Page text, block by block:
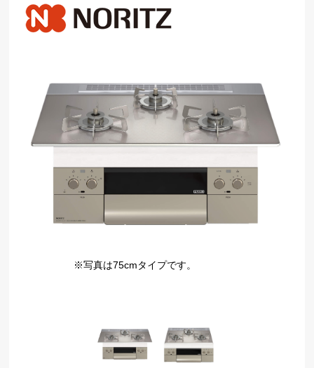
※写真は75cmタイプです。